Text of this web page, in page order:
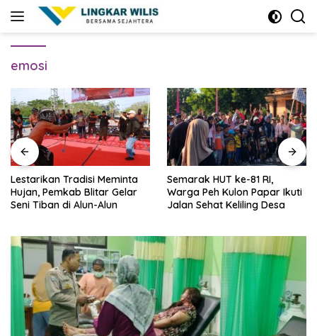
emosi
Lestarikan Tradisi Meminta
Hujan, Pemkab Blitar Gelar
Seni Tiban di Alun-Alun
Semarak HUT ke-81 RI,
Warga Peh Kulon Papar Ikuti
Jalan Sehat Keliling Desa